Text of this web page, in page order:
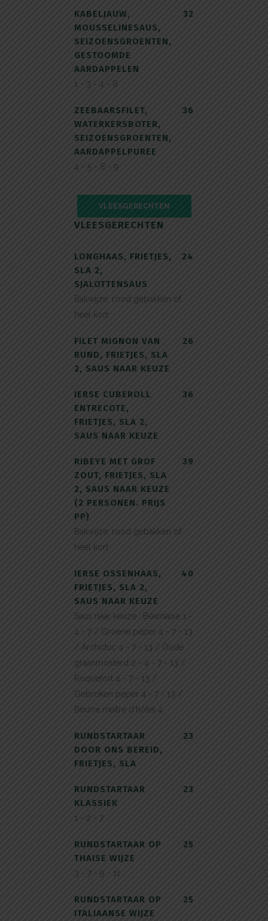
KABELJAUW,
MOUSSELINESAUS,
SEIZOENSGROENTEN,
GESTOOMDE
AARDAPPELEN
32
1 - 3 - 4 - 8
ZEEBAARSFILET,
WATERKERSBOTER,
SEIZOENSGROENTEN,
AARDAPPELPUREE
36
4 - 5 - 8 - 9
VLEESGERECHTEN
VLEESGERECHTEN
LONGHAAS, FRIETJES,
SLA 2,
SJALOTTENSAUS
24
Bakwijze: rood gebakken of
heel kort
FILET MIGNON VAN
RUND, FRIETJES, SLA
2, SAUS NAAR KEUZE
26
IERSE CUBEROLL
ENTRECOTE,
FRIETJES, SLA 2,
SAUS NAAR KEUZE
36
RIBEYE MET GROF
ZOUT, FRIETJES, SLA
2, SAUS NAAR KEUZE
(2 PERSONEN. PRIJS
PP)
39
Bakwijze: rood gebakken of
heel kort
IERSE OSSENHAAS,
FRIETJES, SLA 2,
SAUS NAAR KEUZE
40
Saus naar keuze : Béarnaise 1 -
4 - 7 / Groene peper 4 - 7 - 13
/ Archiduc 4 - 7 - 13 / Oude
graanmosterd 2 - 4 - 7 - 13 /
Roquefort 4 - 7 - 13 /
Gebroken peper 4 - 7 - 13 /
Beurre maître d’hôtel 4
RUNDSTARTAAR
DOOR ONS BEREID,
FRIETJES, SLA
23
RUNDSTARTAAR
KLASSIEK
23
1 - 2 - 7
RUNDSTARTAAR OP
THAISE WIJZE
25
3 - 7 - 9 - 11
RUNDSTARTAAR OP
ITALIAANSE WIJZE
25